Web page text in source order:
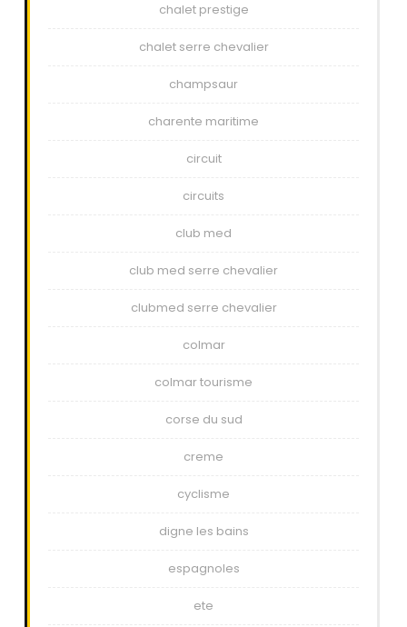
chalet prestige
chalet serre chevalier
champsaur
charente maritime
circuit
circuits
club med
club med serre chevalier
clubmed serre chevalier
colmar
colmar tourisme
corse du sud
creme
cyclisme
digne les bains
espagnoles
ete